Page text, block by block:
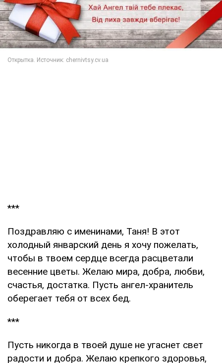
***
Поздравляю с именинами, Таня! В этот
холодный январский день я хочу пожелать,
чтобы в твоем сердце всегда расцветали
весенние цветы. Желаю мира, добра, любви,
счастья, достатка. Пусть ангел-хранитель
оберегает тебя от всех бед.
***
Пусть никогда в твоей душе не угаснет свет
радости и добра. Желаю крепкого здоровья,